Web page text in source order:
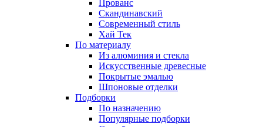
Прованс
Скандинавский
Современный стиль
Хай Тек
По материалу
Из алюминия и стекла
Искусственные древесные
Покрытые эмалью
Шпоновые отделки
Подборки
По назначению
Популярные подборки